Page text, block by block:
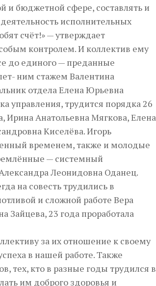
и бюджетной сфере, составлять и
исполнительных
счёт!» — утверждает
контролем. И коллектив ему
до единого — преданные
ним стажем Валентина
отдела Елена Юрьевна
управления, трудится порядка 26
Ирина Анатольевна Мягкова, Елена
Киселёва. Игорь
временем, также и молодые
— системный
Леонидовна Оданец.
на совесть трудились в
и сложной работе Вера
Зайцева, 23 года проработала
за их отношение к своему
в нашей работе. Также
тех, кто в разные годы трудился в
им доброго здоровья и